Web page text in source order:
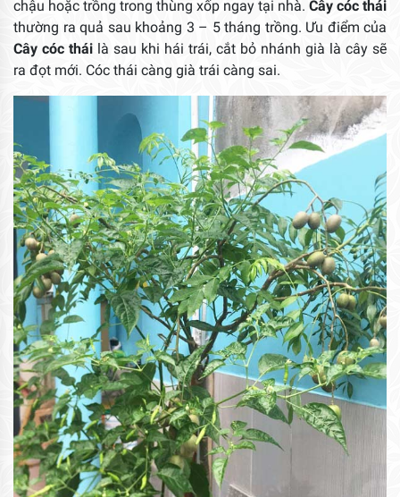
chậu hoặc trồng trong thùng xốp ngay tại nhà. Cây cóc thái
thường ra quả sau khoảng 3 – 5 tháng trồng. Ưu điểm của
Cây cóc thái là sau khi hái trái, cắt bỏ nhánh già là cây sẽ
ra đọt mới. Cóc thái càng già trái càng sai.